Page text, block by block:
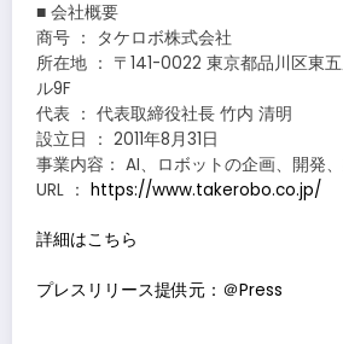
■ 会社概要
商号 ： タケロボ株式会社
所在地 ： 〒141-0022 東京都品川区東
ル9F
代表 ： 代表取締役社長 竹内 清明
設立日 ： 2011年8月31日
事業内容： AI、ロボットの企画、開発
URL ： https://www.takerobo.co.jp/
詳細はこちら
プレスリリース提供元：＠Press